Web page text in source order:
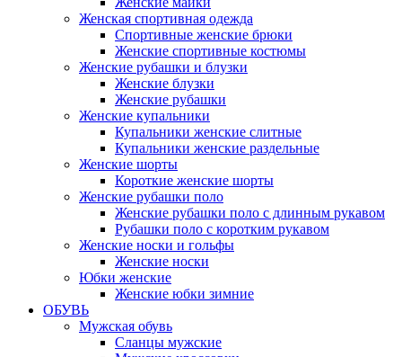
Женская спортивная одежда
Спортивные женские брюки
Женские спортивные костюмы
Женские рубашки и блузки
Женские блузки
Женские рубашки
Женские купальники
Купальники женские слитные
Купальники женские раздельные
Женские шорты
Короткие женские шорты
Женские рубашки поло
Женские рубашки поло с длинным рукавом
Рубашки поло с коротким рукавом
Женские носки и гольфы
Женские носки
Юбки женские
Женские юбки зимние
ОБУВЬ
Мужская обувь
Сланцы мужские